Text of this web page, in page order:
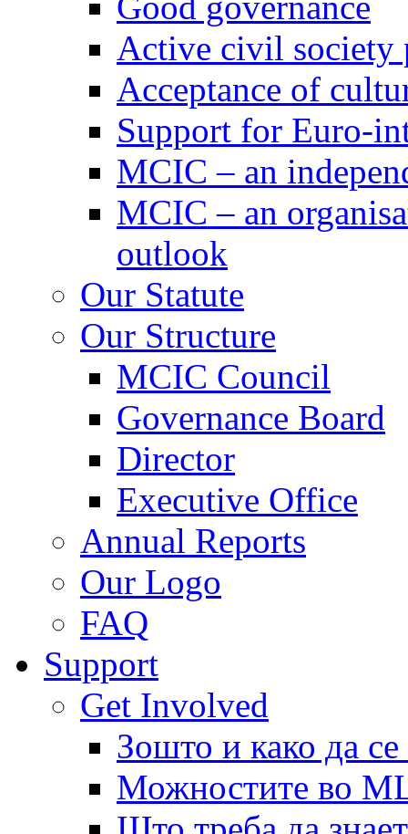
Active civil society
Acceptance of
Support for Euro-
MCIC – an
MCIC – an
outlook
Our Statute
Our Structure
MCIC Council
Governance Board
Director
Executive Office
Annual Reports
Our Logo
FAQ
Support
Get Involved
Зошто и како да
Можностите во